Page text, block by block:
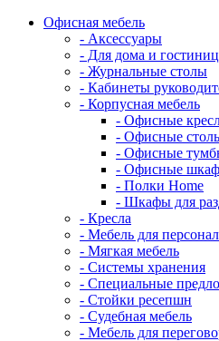
Офисная мебель
- Аксессуары
- Для дома и гостиниц
- Журнальные столы
- Кабинеты
- Корпусная мебель
- Офисные
- Офисные
- Офисные
- Офисные
- Полки Home
- Шкафы для
- Кресла
- Мебель для
- Мягкая мебель
- Системы хранения
- Специальные
- Стойки ресепшн
- Судебная мебель
- Мебель для